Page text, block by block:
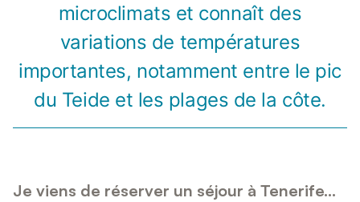
microclimats et connaît des
variations de températures
importantes, notamment entre le pic
du Teide et les plages de la côte.
Je viens de réserver un séjour à Tenerife...